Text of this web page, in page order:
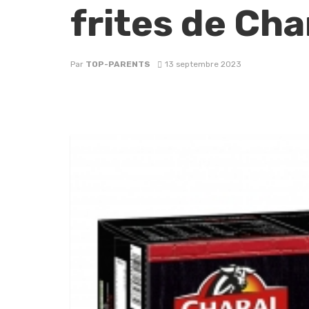
frites de
Par TOP-PARENTS 13 septembre 2023